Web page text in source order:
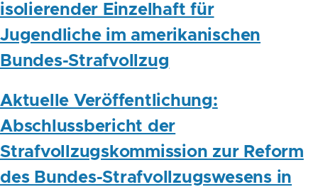
isolierender Einzelhaft für
Jugendliche im amerikanischen
Bundes-Strafvollzug
Aktuelle Veröffentlichung:
Abschlussbericht der
Strafvollzugskommission zur Reform
des Bundes-Strafvollzugswesens in